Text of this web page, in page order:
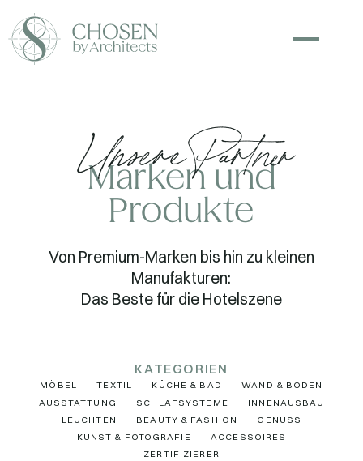
Unsere Partner
Marken und
Produkte
Von Premium-Marken bis hin zu kleinen
Manufakturen:
Das Beste für die Hotelszene
KATEGORIEN
MÖBEL TEXTIL KÜCHE & BAD
WAND & BODEN
AUSSTATTUNG
SCHLAFSYSTEME
INNENAUSBAU
LEUCHTEN
BEAUTY & FASHION
GENUSS
KUNST & FOTOGRAFIE
ACCESSOIRES
ZERTIFIZIERER